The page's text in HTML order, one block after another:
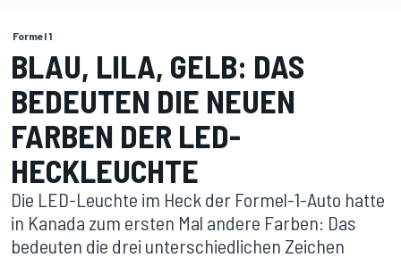
Formel 1
BLAU, LILA, GELB: DAS
BEDEUTEN DIE NEUEN
FARBEN DER LED-
HECKLEUCHTE
Die LED-Leuchte im Heck der Formel-1-Auto hatte
in Kanada zum ersten Mal andere Farben: Das
bedeuten die drei unterschiedlichen Zeichen